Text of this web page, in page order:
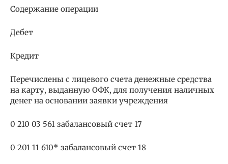
Содержание операции
Дебет
Кредит
Перечислены с лицевого счета денежные средства
на карту, выданную ОФК, для получения наличных
денег на основании заявки учреждения
0 210 03 561 забалансовый счет 17
0 201 11 610* забалансовый счет 18